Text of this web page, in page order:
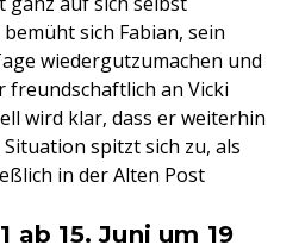
sich Fabian, sein
wiedergutzumachen und
freundschaftlich an Vicki
wird klar, dass er weiterhin
spitzt sich zu, als
in der Alten Post
ab 15. Juni um 19